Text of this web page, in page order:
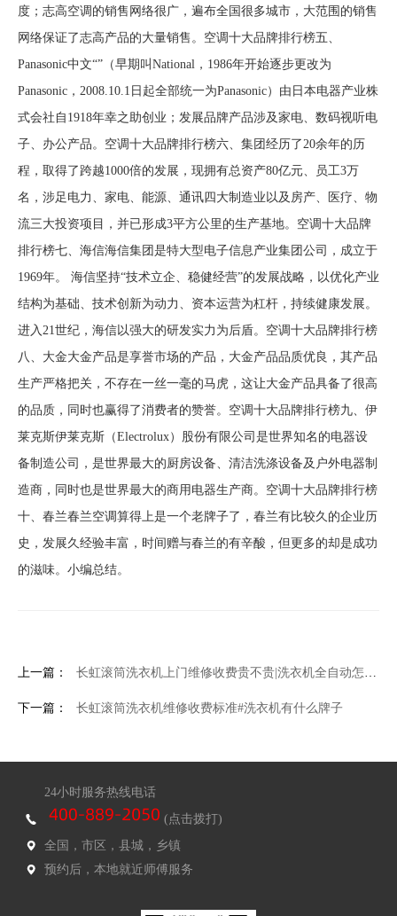
度；志高空调的销售网络很广，遍布全国很多城市，大范围的销售
网络保证了志高产品的大量销售。空调十大品牌排行榜五、
Panasonic中文“”（早期叫National，1986年开始逐步更改为
Panasonic，2008.10.1日起全部统一为Panasonic）由日本电器产业株
式会社自1918年幸之助创业；发展品牌产品涉及家电、数码视听电
子、办公产品。空调十大品牌排行榜六、集团经历了20余年的历
程，取得了跨越1000倍的发展，现拥有总资产80亿元、员工3万
名，涉足电力、家电、能源、通讯四大制造业以及房产、医疗、物
流三大投资项目，并已形成3平方公里的生产基地。空调十大品牌
排行榜七、海信海信集团是特大型电子信息产业集团公司，成立于
1969年。 海信坚持“技术立企、稳健经营”的发展战略，以优化产业
结构为基础、技术创新为动力、资本运营为杠杆，持续健康发展。
进入21世纪，海信以强大的研发实力为后盾。空调十大品牌排行榜
八、大金大金产品是享誉市场的产品，大金产品品质优良，其产品
生产严格把关，不存在一丝一毫的马虎，这让大金产品具备了很高
的品质，同时也赢得了消费者的赞誉。空调十大品牌排行榜九、伊
莱克斯伊莱克斯（Electrolux）股份有限公司是世界知名的电器设
备制造公司，是世界最大的厨房设备、清洁洗涤设备及户外电器制
造商，同时也是世界最大的商用电器生产商。空调十大品牌排行榜
十、春兰春兰空调算得上是一个老牌子了，春兰有比较久的企业历
史，发展久经验丰富，时间赠与春兰的有辛酸，但更多的却是成功
的滋味。小编总结。
上一篇： 长虹滚筒洗衣机上门维修收费贵不贵|洗衣机全自动怎么用
下一篇： 长虹滚筒洗衣机维修收费标准#洗衣机有什么牌子
24小时服务热线电话
(点击拨打)
全国，市区，县城，乡镇
预约后，本地就近师傅服务